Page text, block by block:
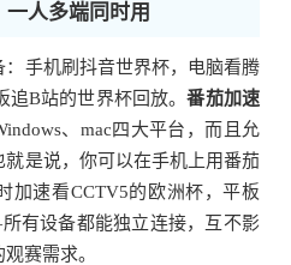
人多端同时用
手机刷抖音世界杯，电脑看腾
追B站的世界杯回放。番茄加速
、mac四大平台，而且允
是说，你可以在手机上用番茄
加速看CCTV5的欧洲杯，平板
有设备都能独立连接，互不影
赛需求。